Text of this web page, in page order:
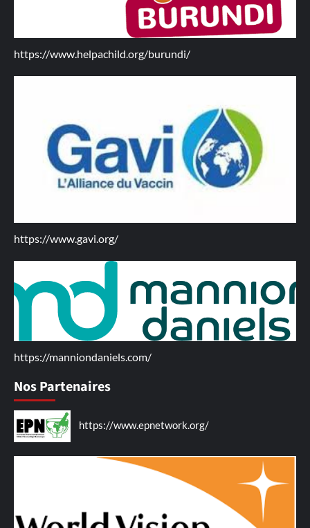
https://www.helpachild.org/burundi/
https://www.gavi.org/
https://manniondaniels.com/
Nos Partenaires
https://www.epnetwork.org/